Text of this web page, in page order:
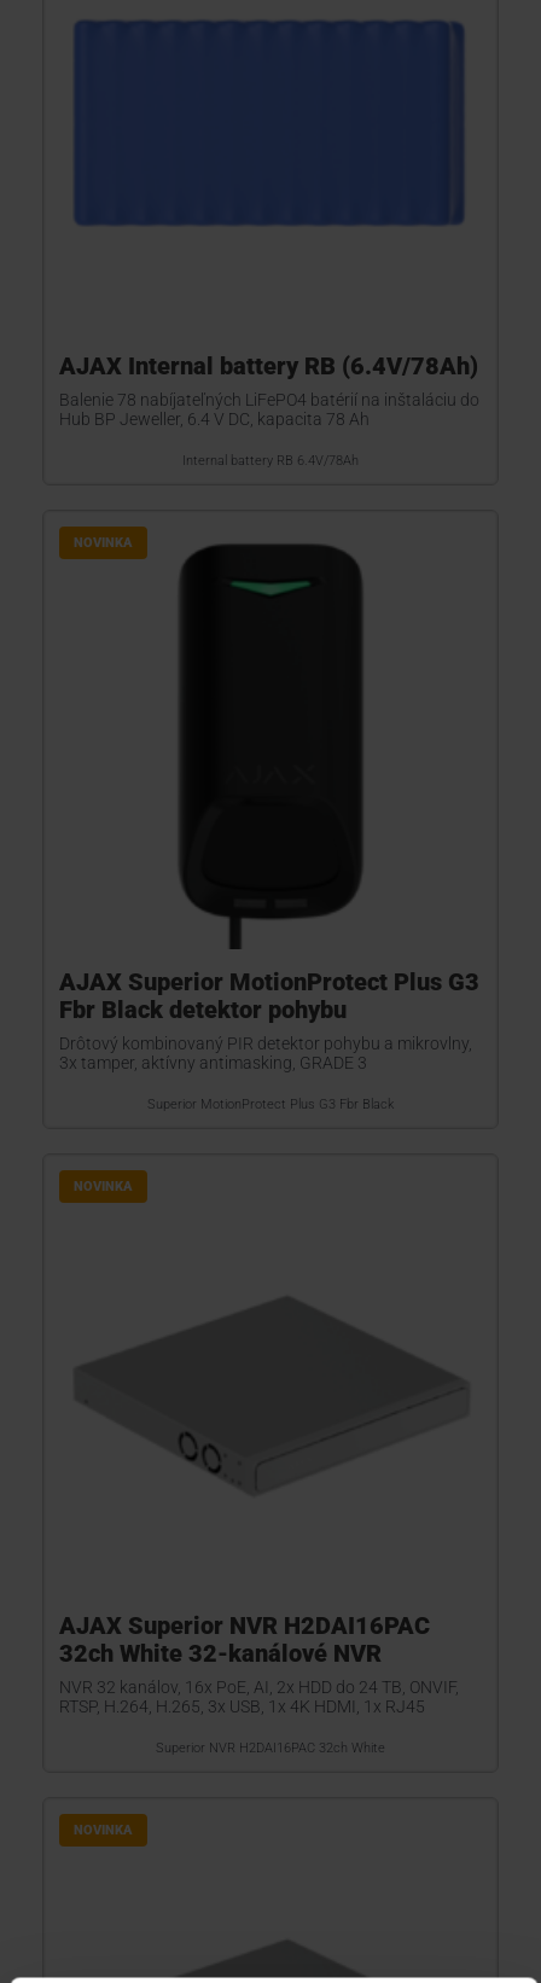
AJAX Internal battery RB (6.4V/78Ah)
Balenie 78 nabíjateľných LiFePO4 batérií na inštaláciu do
Hub BP Jeweller, 6.4 V DC, kapacita 78 Ah
Internal battery RB 6.4V/78Ah
NOVINKA
AJAX Superior MotionProtect Plus G3
Fbr Black detektor pohybu
Drôtový kombinovaný PIR detektor pohybu a mikrovlny,
3x tamper, aktívny antimasking, GRADE 3
Superior MotionProtect Plus G3 Fbr Black
NOVINKA
AJAX Superior NVR H2DAI16PAC
32ch White 32-kanálové NVR
NVR 32 kanálov, 16x PoE, AI, 2x HDD do 24 TB, ONVIF,
RTSP, H.264, H.265, 3x USB, 1x 4K HDMI, 1x RJ45
Superior NVR H2DAI16PAC 32ch White
NOVINKA